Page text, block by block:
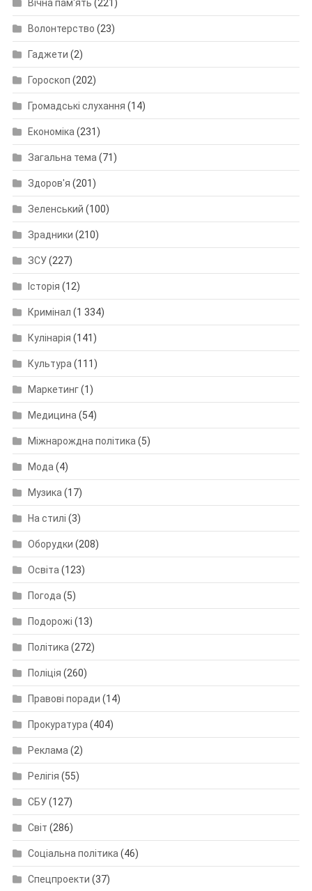
Вічна пам'ять (221)
Волонтерство (23)
Гаджети (2)
Гороскоп (202)
Громадські слухання (14)
Економіка(231)
Загальна тема(71)
Здоров'я (201)
Зеленський (100)
Зрадники (210)
ЗСУ(227)
Історія (12)
Кримінал (1 334)
Кулінарія (141)
Культура(111)
Маркетинг(1)
Медицина(54)
Міжнарождна політика(5)
Мода(4)
Музика(17)
На стилі (3)
Оборудки (208)
Освіта(123)
Погода(5)
Подорожі (13)
Політика(272)
Поліція (260)
Правові поради (14)
Прокуратура(404)
Реклама(2)
Релігія (55)
СБУ(127)
Світ (286)
Соціальна політика(46)
Спецпроекти (37)